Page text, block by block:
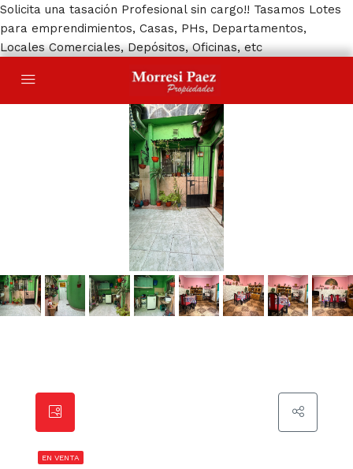
Solicita una tasación Profesional sin cargo!! Tasamos Lotes
para emprendimientos, Casas, PHs, Departamentos,
Locales Comerciales, Depósitos, Oficinas, etc
EN VENTA